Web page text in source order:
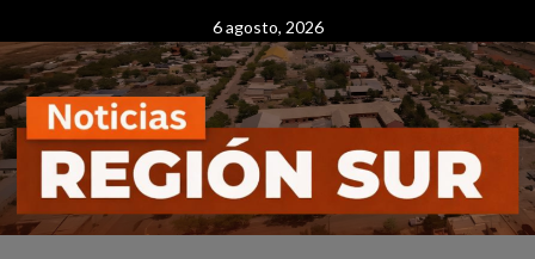
to
content
6 agosto, 2026